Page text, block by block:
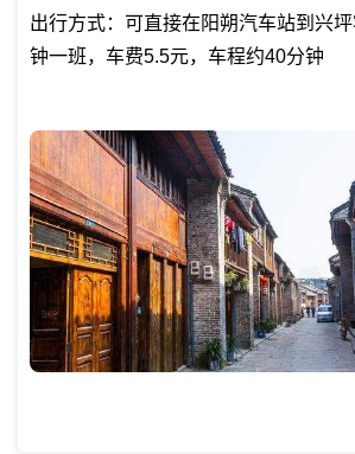
出行方式：可直接在阳朔汽车站到兴
钟一班，车费5.5元，车程约40分钟